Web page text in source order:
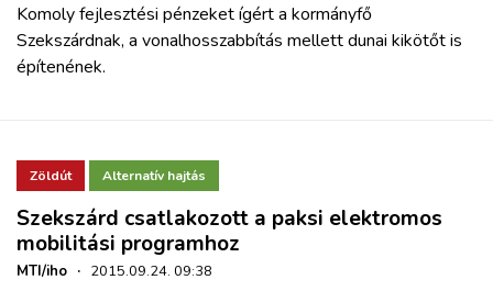
Komoly fejlesztési pénzeket ígért a kormányfő
Szekszárdnak, a vonalhosszabbítás mellett dunai kikötőt is
építenének.
Zöldút Alternatív hajtás
Szekszárd csatlakozott a paksi elektromos
mobilitási programhoz
MTI/iho · 2015.09.24. 09:38